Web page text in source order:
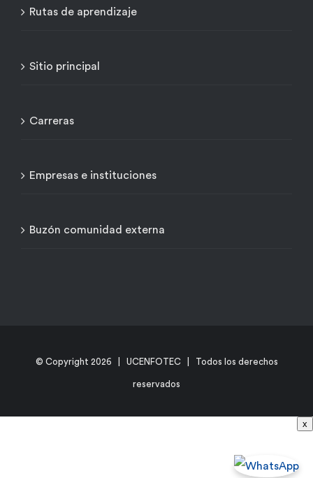
Rutas de aprendizaje
Sitio principal
Carreras
Empresas e instituciones
Buzón comunidad externa
© Copyright 2026 | UCENFOTEC | Todos los derechos
reservados
x